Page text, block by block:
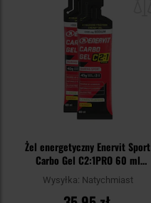
Żel energetyczny Enervit Sport
Carbo Gel C2:1PRO 60 ml
cytrynowy z sodem - 2 szt.
Wysyłka: Natychmiast